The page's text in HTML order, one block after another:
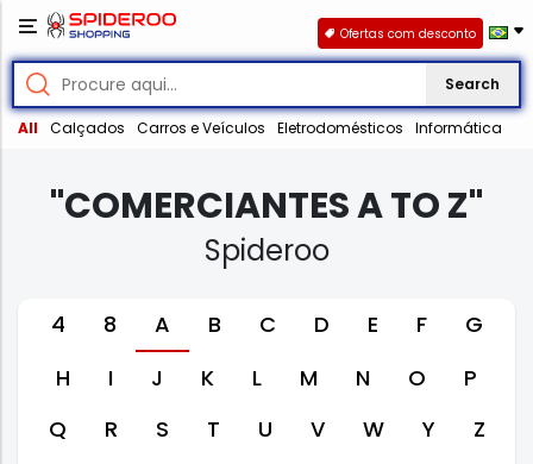
Search
All Calçados Carros e Veículos Eletrodomésticos Informática
Ofertas com desconto
"COMERCIANTES A TO Z"
Spideroo
4 8 A B C D E F
G
H
I J K L M N O
P
Q
R S T U V W Y
Z